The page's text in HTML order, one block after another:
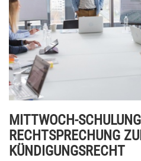
MITTWOCH-
RECHTSPRECHUNG
KÜNDIGUNGSRECHT